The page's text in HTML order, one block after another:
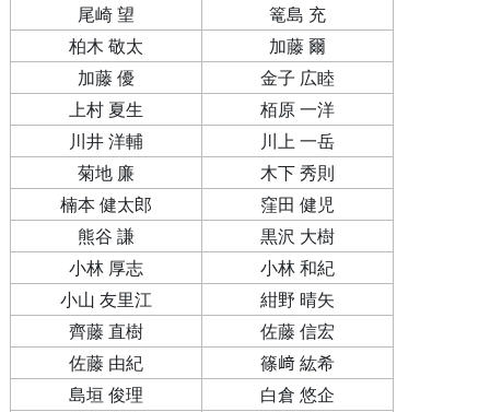
尾崎 望
篭島 充
柏木 敬太
加藤 爾
加藤 優
金子 広睦
上村 夏生
栢原 一洋
川井 洋輔
川上 一岳
菊地 廉
木下 秀則
楠本 健太郎
窪田 健児
熊谷 謙
黒沢 大樹
小林 厚志
小林 和紀
小山 友里江
紺野 晴矢
齊藤 直樹
佐藤 信宏
佐藤 由紀
篠﨑 紘希
島垣 俊理
白倉 悠企